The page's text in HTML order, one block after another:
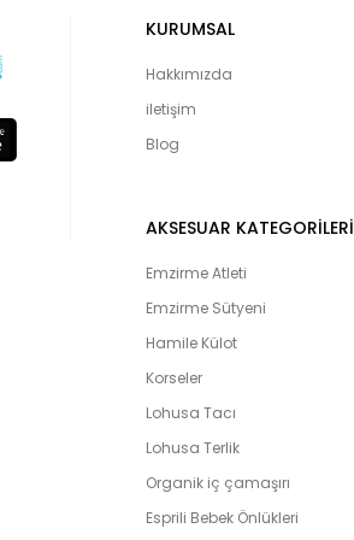
KURUMSAL
Hakkımızda
iletişim
Blog
AKSESUAR KATEGORİLERİ
Emzirme Atleti
Emzirme Sütyeni
Hamile Külot
Korseler
Lohusa Tacı
Lohusa Terlik
Organik iç çamaşırı
Esprili Bebek Önlükleri